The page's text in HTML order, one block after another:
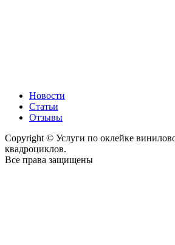
Новости
Статьи
Отзывы
Copyright © Услуги по оклейке
квадроциклов.
Все права защищены